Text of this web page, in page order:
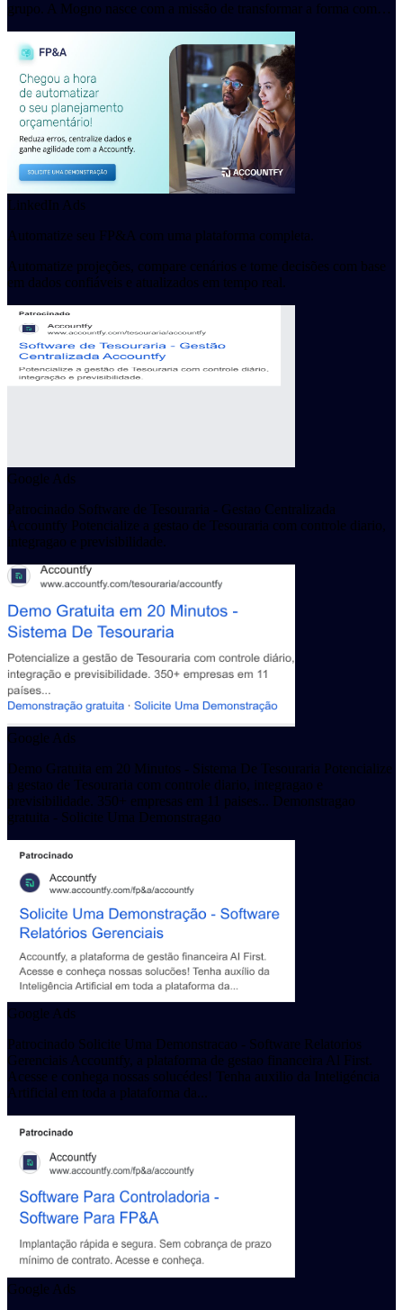
grupo. A Mogno nasce com a missão de transformar a forma com…
LinkedIn Ads
Automatize seu FP&A com uma plataforma completa.
Automatize projeções, compare cenários e tome decisões com base
em dados confiáveis e atualizados em tempo real.
Google Ads
Patrocinado Software de Tesouraria - Gestao Centralizada
Accountfy Potencialize a gestao de Tesouraria com controle diario,
integragao e previsibilidade.
Google Ads
Demo Gratuita em 20 Minutos - Sistema De Tesouraria Potencialize
a gestao de Tesouraria com controle diario, integragao e
previsibilidade. 350+ empresas em 11 paises... Demonstragao
gratuita - Solicite Uma Demonstragao
Google Ads
Patrocinado Solicite Uma Demonstracao - Software Relatorios
Gerenciais Accountfy, a plataforma de gestao financeira Al First.
Acesse e conhega nossas solucédes! Tenha auxilio da Inteligéncia
Artificial em toda a plataforma da...
Google Ads